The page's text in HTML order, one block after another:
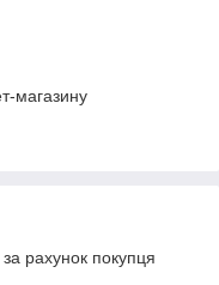
магазину
рахунок покупця